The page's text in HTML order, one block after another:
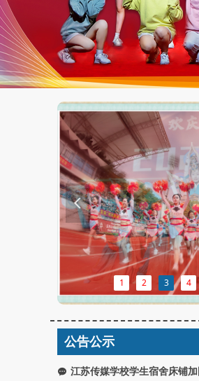
1 2 3 4
넳
끁 江苏传媒学校学生宿舍床铺
公告公示